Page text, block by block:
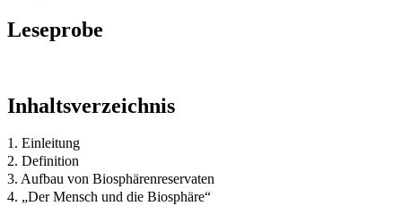
Leseprobe
Inhaltsverzeichnis
1. Einleitung
2. Definition
3. Aufbau von Biosphärenreservaten
4. „Der Mensch und die Biosphäre“